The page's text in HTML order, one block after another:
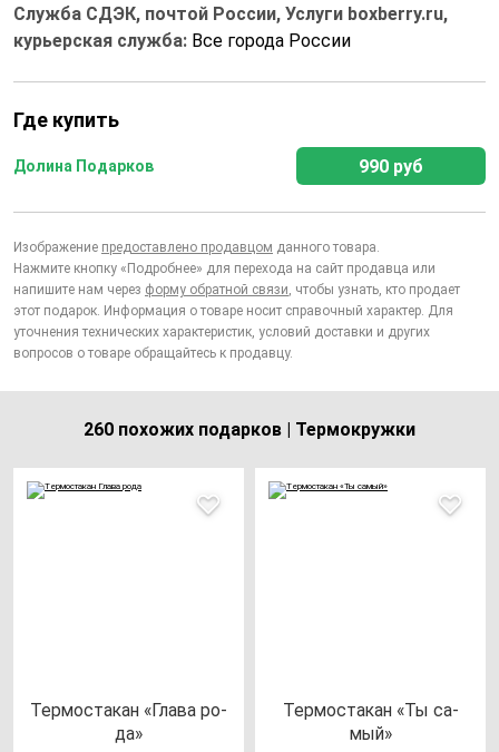
Служба СДЭК, почтой России, Услуги boxberry.ru,
курьерская служба: Все города России
Где купить
Долина Подарков 990 руб
Изображение предоставлено продавцом данного товара.
Нажмите кнопку «Подробнее» для перехода на сайт продавца или
напишите нам через форму обратной связи, чтобы узнать, кто продает
этот подарок. Информация о товаре носит справочный характер. Для
уточнения технических характеристик, условий доставки и других
вопросов о товаре обращайтесь к продавцу.
260 похожих подарков | Термокружки
Тер­мос­та­кан «Гла­ва ро­
да»
Тер­мос­та­кан «Ты са­
мый»